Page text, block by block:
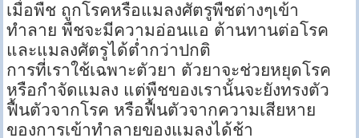
เมื่อพืช ถูกโรคหรือแมลงศัตรูพืชต่างๆเข้า
ทำลาย พืชจะมีความอ่อนแอ ต้านทานต่อโรค
และแมลงศัตรูได้ต่ำกว่าปกติ
การที่เราใช้เฉพาะตัวยา ตัวยาจะช่วยหยุดโรค
หรือกำจัดแมลง แต่พืชของเรานั้นจะยังทรงตัว
ฟื้นตัวจากโรค หรือฟื้นตัวจากความเสียหาย
ของการเข้าทำลายของแมลงได้ช้า